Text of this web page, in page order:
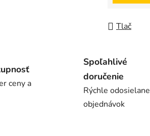
Tlač
ceny a
Spoľahlivé
doručenie
Rýchle odosielane
objednávok